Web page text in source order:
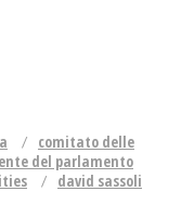
comitato delle
del parlamento
david sassoli